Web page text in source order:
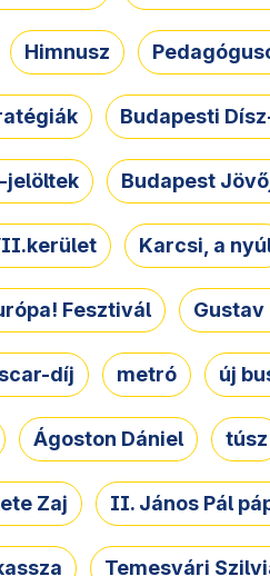
Himnusz
Budapesti
jelöltek Budapest
Karcsi, a
Fesztivál Gustav
díj metró új
Ágoston Dániel túsz
Zaj II. János Pál
Temesvári